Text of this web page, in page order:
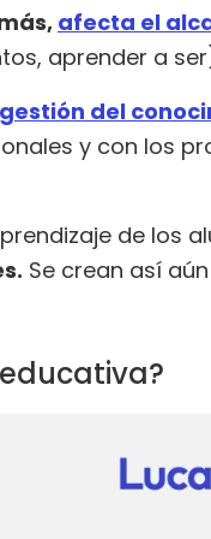
afecta el
aprender a
del
y con los
de los
Se crean así